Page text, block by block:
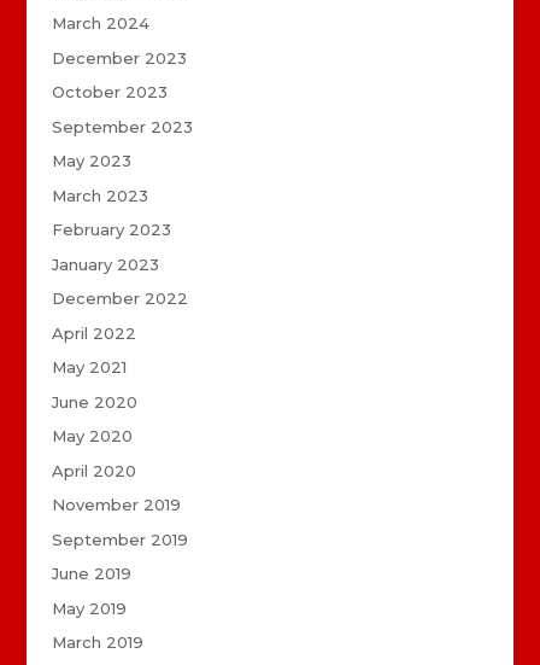
March 2024
December 2023
October 2023
September 2023
May 2023
March 2023
February 2023
January 2023
December 2022
April 2022
May 2021
June 2020
May 2020
April 2020
November 2019
September 2019
June 2019
May 2019
March 2019